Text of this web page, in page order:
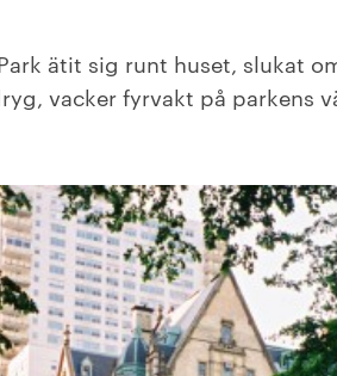
ätit sig runt huset, slukat
vacker fyrvakt på parkens